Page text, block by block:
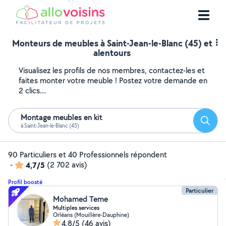
Monteurs de meubles à Saint-Jean-le-Blanc (45) et
alentours
Visualisez les profils de nos membres, contactez-les et
faites monter votre meuble ! Postez votre demande en
2 clics...
Montage meubles en kit
à Saint-Jean-le-Blanc (45)
90 Particuliers et 40 Professionnels répondent
-
4,7/5 (2 702 avis)
Profil boosté
Particulier
Mohamed Teme
Multiples services
Orléans (Mouillère-Dauphine)
4,8/5 (46 avis)